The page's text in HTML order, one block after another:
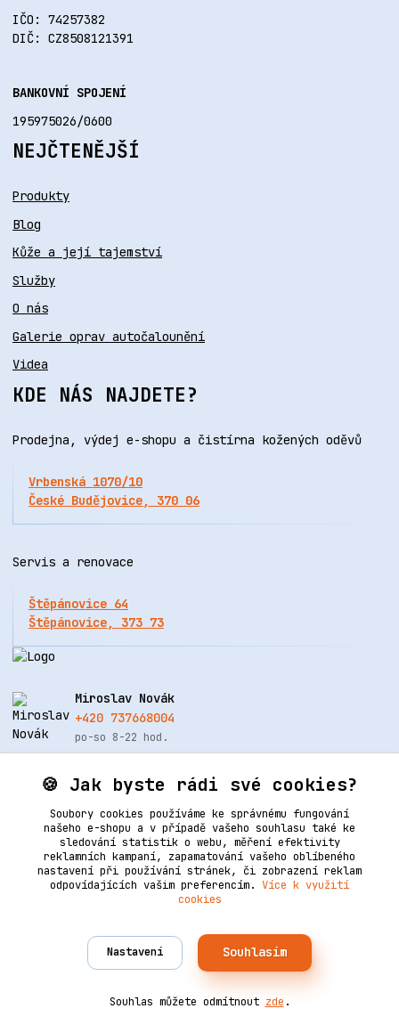
IČO: 74257382
DIČ: CZ8508121391
BANKOVNÍ SPOJENÍ
195975026/0600
NEJČTENĚJŠÍ
Produkty
Blog
Kůže a její tajemství
Služby
O nás
Galerie oprav autočalounění
Videa
KDE NÁS NAJDETE?
Prodejna, výdej e-shopu a čistírna kožených oděvů
Vrbenská 1070/10
České Budějovice, 370 06
Servis a renovace
Štěpánovice 64
Štěpánovice, 373 73
Miroslav Novák
+420 737668004
po-so 8-22 hod.
info@renovacekuze.cz
Empiredesign nakódovalOndřejDvořák.com
Vytvořeno na Eshop-rychle.cz
🍪 Jak byste rádi své cookies?
Soubory cookies používáme ke správnému fungování
našeho e-shopu a v případě vašeho souhlasu také ke
sledování statistik o webu, měření efektivity
reklamních kampaní, zapamatování vašeho oblíbeného
nastavení při používání stránek, či zobrazení reklam
odpovídajících vašim preferencím. Více k využití
cookies
Nastavení Souhlasím
Souhlas můžete odmítnout zde .